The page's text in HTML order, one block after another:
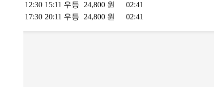
12:30 15:11 우등 24,800 원
02:41
17:30 20:11 우등 24,800 원 02:41